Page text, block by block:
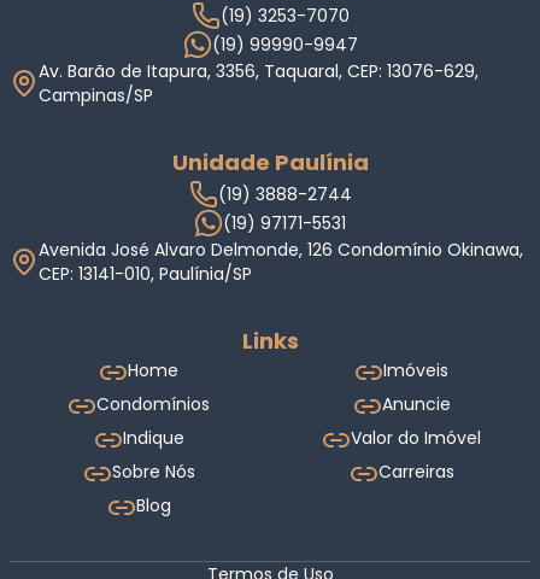
(19) 3253-7070
(19) 99990-9947
Av. Barão de Itapura, 3356, Taquaral, CEP: 13076-629,
Campinas/SP
Unidade Paulínia
(19) 3888-2744
(19) 97171-5531
Avenida José Alvaro Delmonde, 126 Condomínio Okinawa,
CEP: 13141-010, Paulínia/SP
Links
Home
Imóveis
Condomínios
Anuncie
Indique
Valor do Imóvel
Sobre Nós
Carreiras
Blog
Termos de Uso